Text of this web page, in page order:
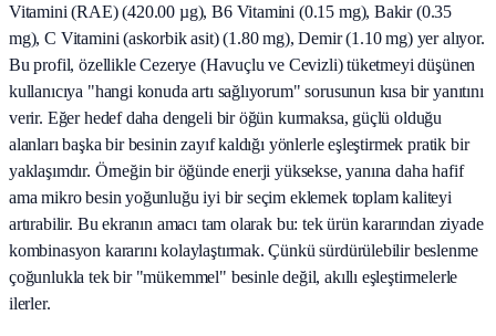
Vitamini (RAE) (420.00 µg), B6 Vitamini (0.15 mg), Bakir (0.35
mg), C Vitamini (askorbik asit) (1.80 mg), Demir (1.10 mg) yer alıyor.
Bu profil, özellikle Cezerye (Havuçlu ve Cevizli) tüketmeyi düşünen
kullanıcıya "hangi konuda artı sağlıyorum" sorusunun kısa bir yanıtını
verir. Eğer hedef daha dengeli bir öğün kurmaksa, güçlü olduğu
alanları başka bir besinin zayıf kaldığı yönlerle eşleştirmek pratik bir
yaklaşımdır. Örneğin bir öğünde enerji yüksekse, yanına daha hafif
ama mikro besin yoğunluğu iyi bir seçim eklemek toplam kaliteyi
artırabilir. Bu ekranın amacı tam olarak bu: tek ürün kararından ziyade
kombinasyon kararını kolaylaştırmak. Çünkü sürdürülebilir beslenme
çoğunlukla tek bir "mükemmel" besinle değil, akıllı eşleştirmelerle
ilerler.